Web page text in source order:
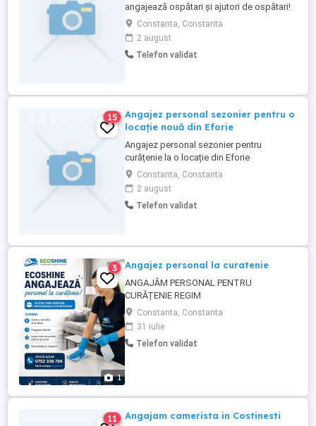
angajează ospătari și ajutori de ospătari!
Nu oferim cazare, angajăm doar ospătari
cu experiență și oameni serioși!
Constanta, Constanta
2 august
Telefon validat
15
Angajez personal sezonier pentru o
locație nouă din Eforie
Angajez personal sezonier pentru
curățenie la o locație din Eforie
Constanta, Constanta
2 august
Telefon validat
1
3 Angajez personal la curatenie
ANGAJĂM PERSONAL PENTRU
CURĂȚENIE REGIM
HOTELIER(CASE,BIROURI, SCARI DE BLOC
,APARTAMENTE,SPATII COMERCIALE)
ECOSHINE își măreste echipa pentru
curățenie în apartamente și unități de
Constanta, Constanta
31 iulie
Telefon validat
11 Angajam camerista in Costinesti